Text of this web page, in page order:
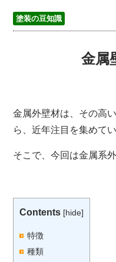
塗装の豆知識
金属
金属外壁材は、その高
ら、近年注目を集めて
そこで、今回は金属系
Contents [hide]
特徴
種類